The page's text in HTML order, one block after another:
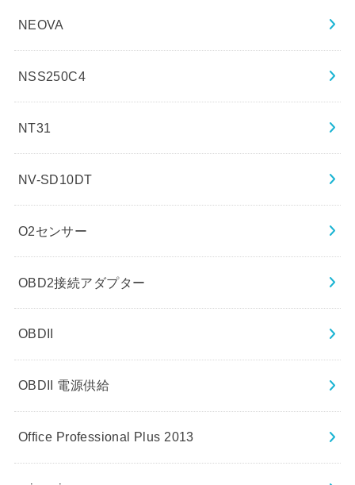
NEOVA
NSS250C4
NT31
NV-SD10DT
O2センサー
OBD2接続アダプター
OBDII
OBDII 電源供給
Office Professional Plus 2013